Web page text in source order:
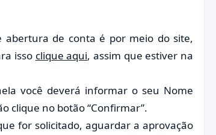
abertura de conta é por meio do site,
isso clique aqui, assim que estiver na
você deverá informar o seu Nome
clique no botão “Confirmar”.
for solicitado, aguardar a aprovação